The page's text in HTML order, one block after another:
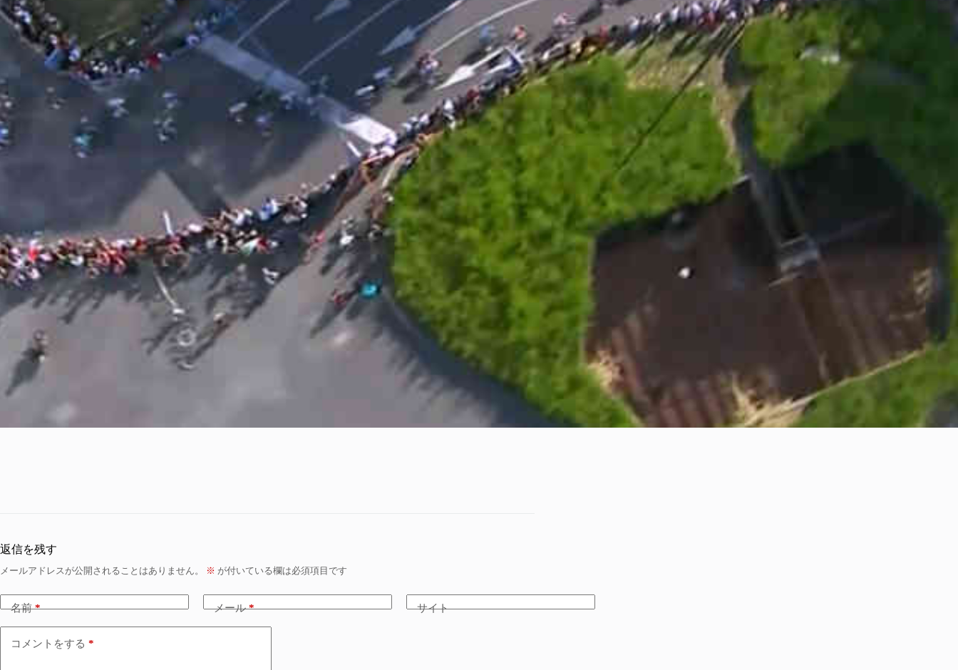
返信を残す
メールアドレスが公開されることはありません。 ※ が付いている欄は必須項目です
名前* メール* サイト
コメントをする *